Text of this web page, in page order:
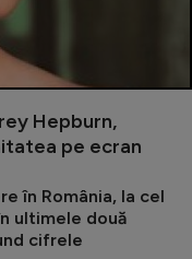
Hepburn,
pe ecran
în România, la cel
ultimele două
cifrele